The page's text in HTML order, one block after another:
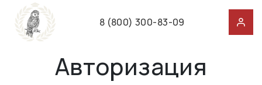
8 (800) 300-83-09
Авторизация